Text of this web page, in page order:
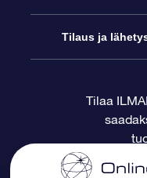
Blogi
Arvostelut
OSR-
OSR-lahjakortti
Yrityslahjat
Star Register
One Million Stars
Tilaus ja
Maksutiedot
Toimitustiedot
Tilaa